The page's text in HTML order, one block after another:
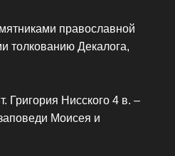
православной
толкованию Декалога,
Григория Нисского 4 в. –
Моисея и